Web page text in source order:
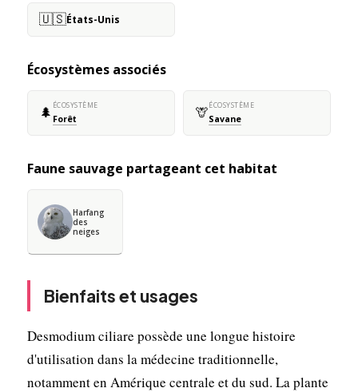
🇺🇸États-Unis
Écosystèmes associés
🌲 ÉCOSYSTÈME
Forêt 🦒ÉCOSYSTÈME
Savane
Faune sauvage partageant cet habitat
Harfang
des
neiges
Bienfaits et usages
Desmodium ciliare possède une longue histoire
d'utilisation dans la médecine traditionnelle,
notamment en Amérique centrale et du sud. La plante